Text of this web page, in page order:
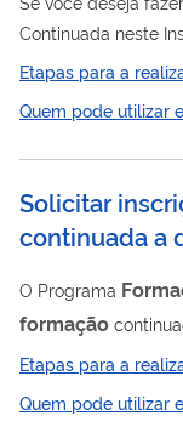
Continuada neste
processo seletivo,
deste serviço.
Etapas para a
Quem pode utilizar
Solicitar
continuada a
O Programa
formação
qualificar
políticas públicas
participação do
Etapas para a
Quem pode utilizar